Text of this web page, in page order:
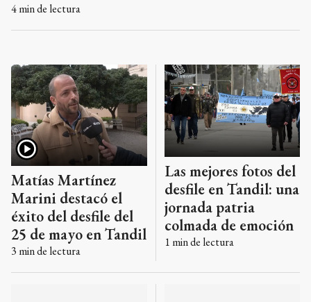
4min de lectura
Matías Martínez
Marini destacó el
éxito del desfile del
25 de mayo en Tandil
3 min de lectura
Las mejores fotos del
desfile en Tandil: una
jornada patria
colmada de emoción
1 min de lectura